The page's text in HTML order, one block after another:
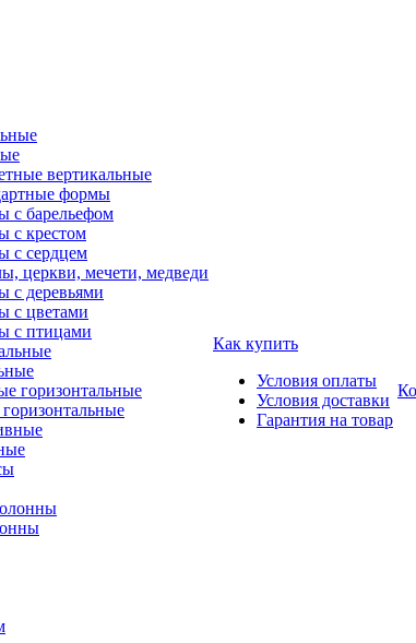
вертикальные
формы
с барельефом
с крестом
с сердцем
церкви, мечети, медведи
с деревьями
с цветами
с птицами
Как купить
Условия оплаты
Условия доставки
Гарантия на товар